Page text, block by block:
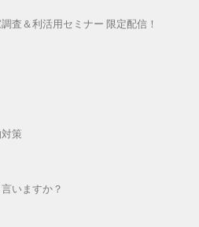
調査＆利活用セミナー 限定配信！
策
いますか？